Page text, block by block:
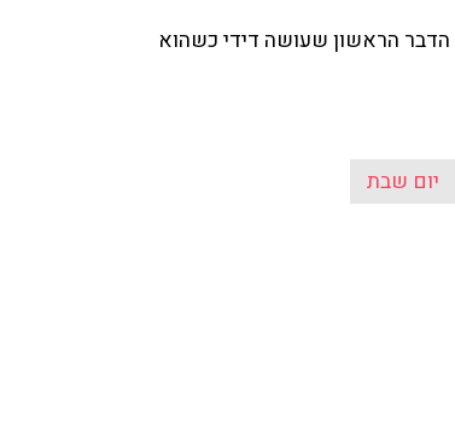
הדבר הראשון שעושה דידי כשהוא
יום שבת